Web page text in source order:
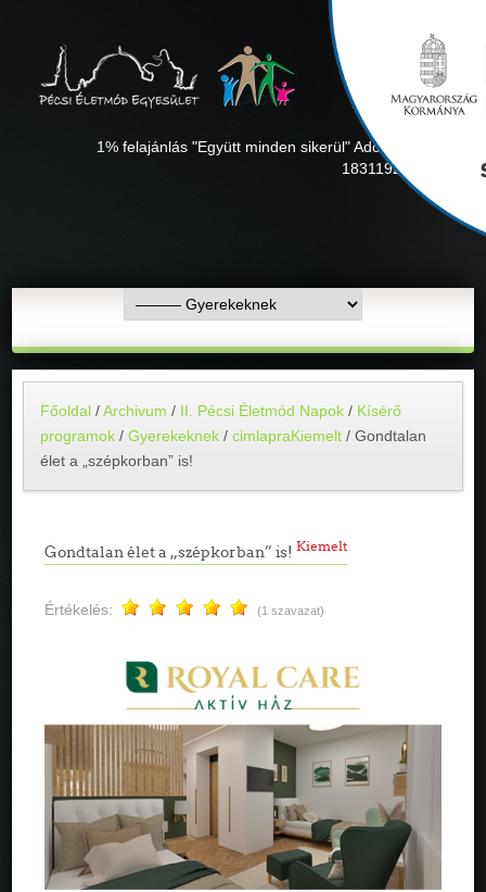
1% felajánlás "Együtt minden sikerül" Adószámunk:
18311927-1-02
Főoldal /Archivum / II. Pécsi Életmód Napok / Kísérő
programok /Gyerekeknek /cimlapraKiemelt /Gondtalan
élet a „szépkorban” is!
Gondtalan élet a „szépkorban” is!Kiemelt
Értékelés: (1 szavazat)